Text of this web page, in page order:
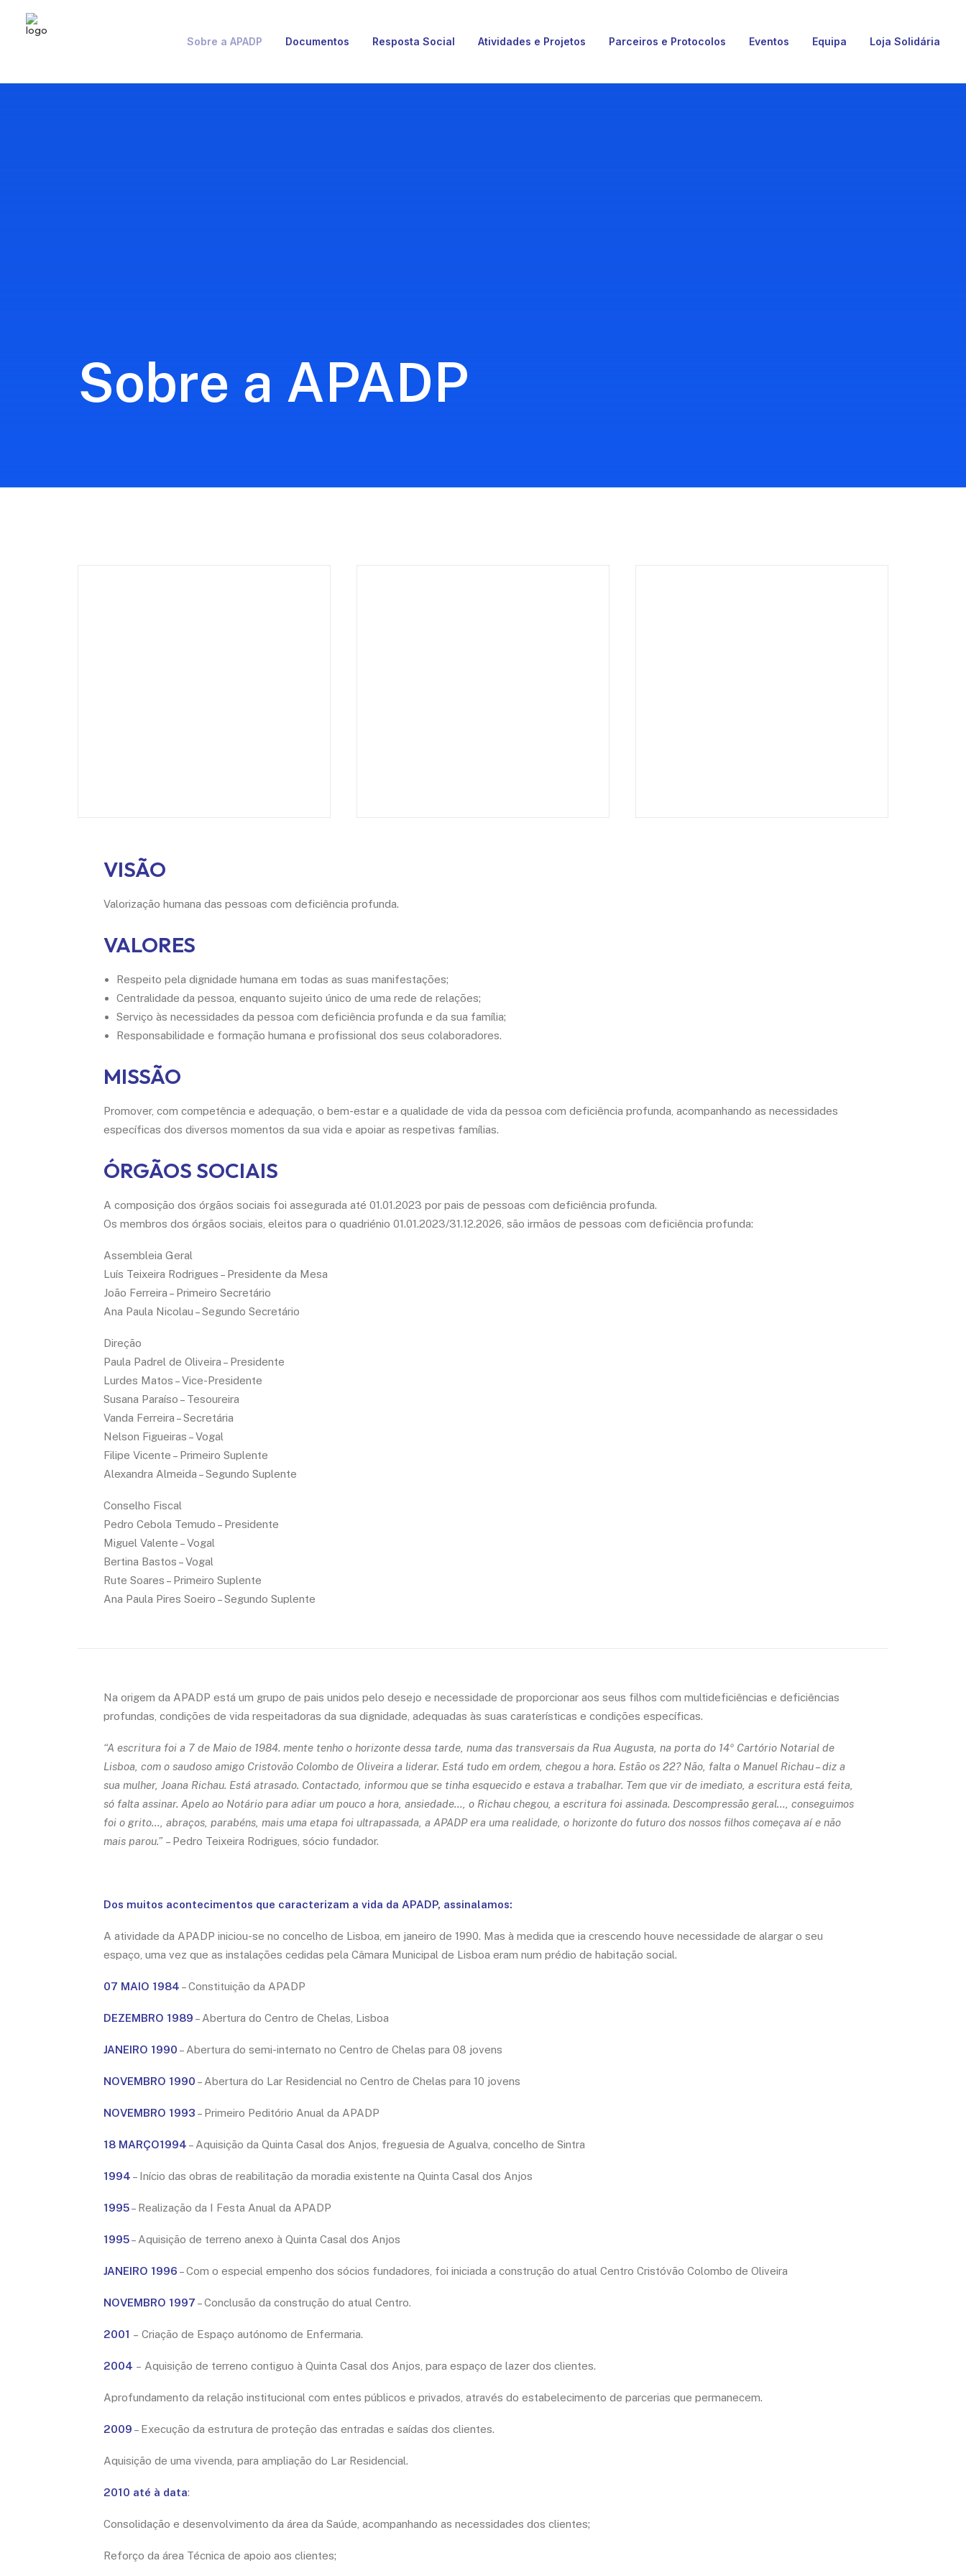
Sobre a APADP Documentos Resposta Social Atividades e Projetos Parceiros e Protocolos Eventos Equipa Loja Solidária
Sobre a APADP
VISÃO
Valorização humana das pessoas com deficiência profunda.
VALORES
Respeito pela dignidade humana em todas as suas manifestações;
Centralidade da pessoa, enquanto sujeito único de uma rede de relações;
Serviço às necessidades da pessoa com deficiência profunda e da sua família;
Responsabilidade e formação humana e profissional dos seus colaboradores.
MISSÃO
Promover, com competência e adequação, o bem-estar e a qualidade de vida da pessoa com deficiência profunda, acompanhando as necessidades
específicas dos diversos momentos da sua vida e apoiar as respetivas famílias.
ÓRGÃOS SOCIAIS
A composição dos órgãos sociais foi assegurada até 01.01.2023 por pais de pessoas com deficiência profunda.
Os membros dos órgãos sociais, eleitos para o quadriénio 01.01.2023/31.12.2026, são irmãos de pessoas com deficiência profunda:
Assembleia Geral
Luís Teixeira Rodrigues – Presidente da Mesa
João Ferreira – Primeiro Secretário
Ana Paula Nicolau – Segundo Secretário
Direção
Paula Padrel de Oliveira – Presidente
Lurdes Matos – Vice-Presidente
Susana Paraíso – Tesoureira
Vanda Ferreira – Secretária
Nelson Figueiras – Vogal
Filipe Vicente – Primeiro Suplente
Alexandra Almeida – Segundo Suplente
Conselho Fiscal
Pedro Cebola Temudo – Presidente
Miguel Valente – Vogal
Bertina Bastos – Vogal
Rute Soares – Primeiro Suplente
Ana Paula Pires Soeiro – Segundo Suplente
Na origem da APADP está um grupo de pais unidos pelo desejo e necessidade de proporcionar aos seus filhos com multideficiências e deficiências
profundas, condições de vida respeitadoras da sua dignidade, adequadas às suas caraterísticas e condições específicas.
“A escritura foi a 7 de Maio de 1984. mente tenho o horizonte dessa tarde, numa das transversais da Rua Augusta, na porta do 14º Cartório Notarial de
Lisboa, com o saudoso amigo Cristovão Colombo de Oliveira a liderar. Está tudo em ordem, chegou a hora. Estão os 22? Não, falta o Manuel Richau – diz a
sua mulher, Joana Richau. Está atrasado. Contactado, informou que se tinha esquecido e estava a trabalhar. Tem que vir de imediato, a escritura está feita,
só falta assinar. Apelo ao Notário para adiar um pouco a hora, ansiedade…, o Richau chegou, a escritura foi assinada. Descompressão geral…, conseguimos
foi o grito…, abraços, parabéns, mais uma etapa foi ultrapassada, a APADP era uma realidade, o horizonte do futuro dos nossos filhos começava aí e não
mais parou.”– Pedro Teixeira Rodrigues, sócio fundador.
Dos muitos acontecimentos que caracterizam a vida da APADP, assinalamos:
A atividade da APADP iniciou-se no concelho de Lisboa, em janeiro de 1990. Mas à medida que ia crescendo houve necessidade de alargar o seu
espaço, uma vez que as instalações cedidas pela Câmara Municipal de Lisboa eram num prédio de habitação social.
07 MAIO 1984 – Constituição da APADP
DEZEMBRO 1989 – Abertura do Centro de Chelas, Lisboa
JANEIRO 1990 – Abertura do semi-internato no Centro de Chelas para 08 jovens
NOVEMBRO 1990 – Abertura do Lar Residencial no Centro de Chelas para 10 jovens
NOVEMBRO 1993 – Primeiro Peditório Anual da APADP
18 MARÇO1994 – Aquisição da Quinta Casal dos Anjos, freguesia de Agualva, concelho de Sintra
1994 – Início das obras de reabilitação da moradia existente na Quinta Casal dos Anjos
1995– Realização da I Festa Anual da APADP
1995– Aquisição de terreno anexo à Quinta Casal dos Anjos
JANEIRO 1996 – Com o especial empenho dos sócios fundadores, foi iniciada a construção do atual Centro Cristóvão Colombo de Oliveira
NOVEMBRO 1997 – Conclusão da construção do atual Centro.
2001 – Criação de Espaço autónomo de Enfermaria.
2004 – Aquisição de terreno contiguo à Quinta Casal dos Anjos, para espaço de lazer dos clientes.
Aprofundamento da relação institucional com entes públicos e privados, através do estabelecimento de parcerias que permanecem.
2009 – Execução da estrutura de proteção das entradas e saídas dos clientes.
Aquisição de uma vivenda, para ampliação do Lar Residencial.
2010 até à data:
Consolidação e desenvolvimento da área da Saúde, acompanhando as necessidades dos clientes;
Reforço da área Técnica de apoio aos clientes;